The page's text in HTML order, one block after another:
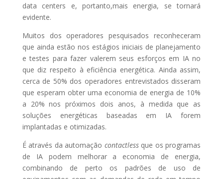
data centers e, portanto,mais energia, se tornará
evidente.
Muitos dos operadores pesquisados reconheceram
que ainda estão nos estágios iniciais de planejamento
e testes para fazer valerem seus esforços em IA no
que diz respeito à eficiência energética. Ainda assim,
cerca de 50% dos operadores entrevistados disseram
que esperam obter uma economia de energia de 10%
a 20% nos próximos dois anos, à medida que as
soluções energéticas baseadas em IA forem
implantadas e otimizadas.
É através da automação contactlessque os programas
de IA podem melhorar a economia de energia,
combinando de perto os padrões de uso de